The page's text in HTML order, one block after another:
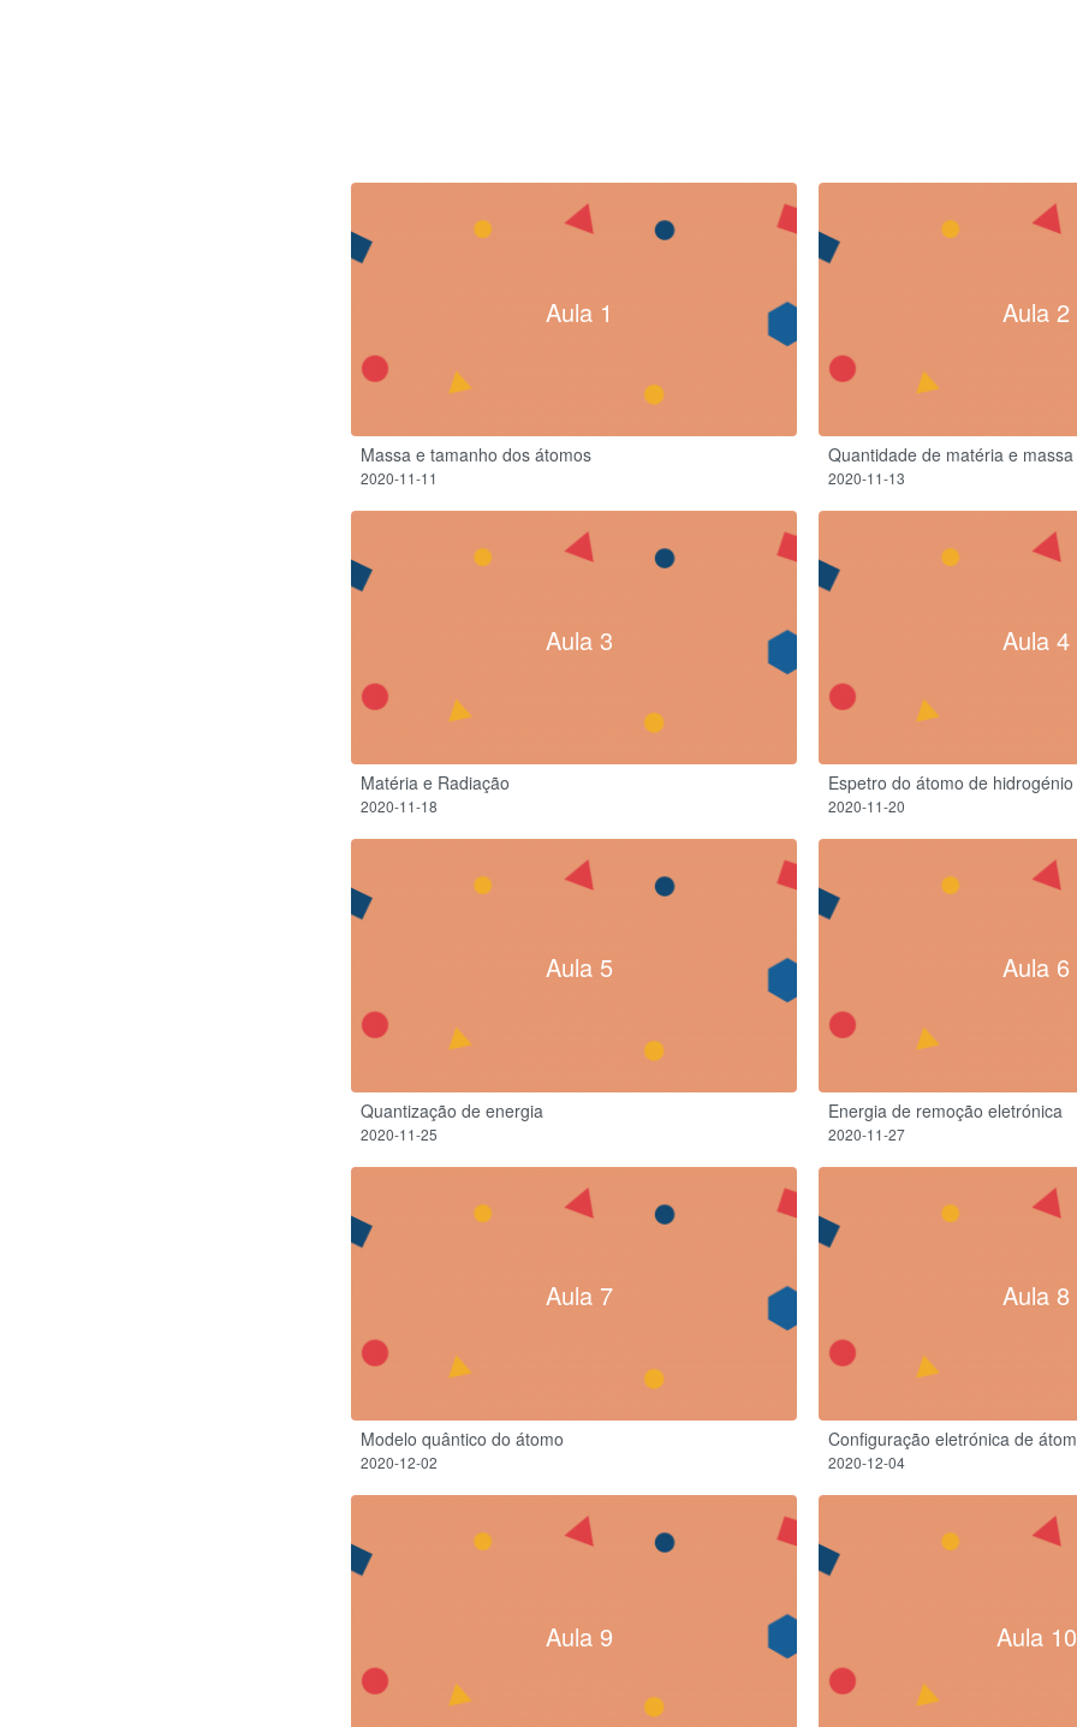
Aula 1
Massa e tamanho dos átomos
2020-11-11
Aula 2
Quantidade de matéria e
2020-11-13
Aula 3
Matéria e Radiação
2020-11-18
Aula 4
Espetro do átomo de hidrogénio
2020-11-20
Aula 5
Quantização de energia
2020-11-25
Aula 6
Energia de remoção eletrónica
2020-11-27
Aula 7
Modelo quântico do átomo
2020-12-02
Aula 8
Configuração eletrónica de
2020-12-04
Aula 9 Aula 10